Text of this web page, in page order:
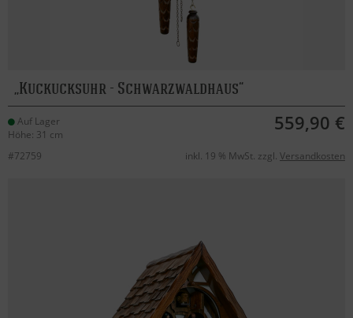
Kuckucksuhr - Schwarzwaldhaus
Auf Lager
Höhe: 31 cm
559,90 €
#72759 inkl. 19 % MwSt. zzgl. Versandkosten